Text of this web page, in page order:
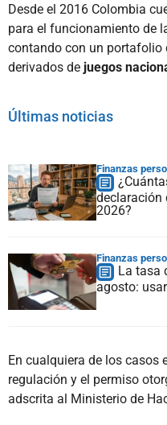
Desde el 2016 Colombia
para el funcionamiento de
contando con un portafolio
derivados de juegos
Últimas noticias
Finanzas
declaración
2026?
Finanzas
La tasa
agosto:
En cualquiera de los casos
regulación y el permiso
adscrita al Ministerio de